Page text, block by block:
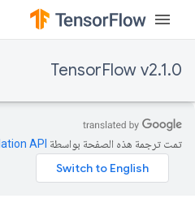
TensorFlow v2.1.0
تمت ترجمة هذه الصفحة بواسطة API‏